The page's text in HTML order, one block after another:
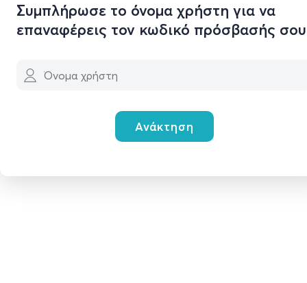
Συμπλήρωσε το όνομα χρήστη για να
επαναφέρεις τον κωδικό πρόσβασής